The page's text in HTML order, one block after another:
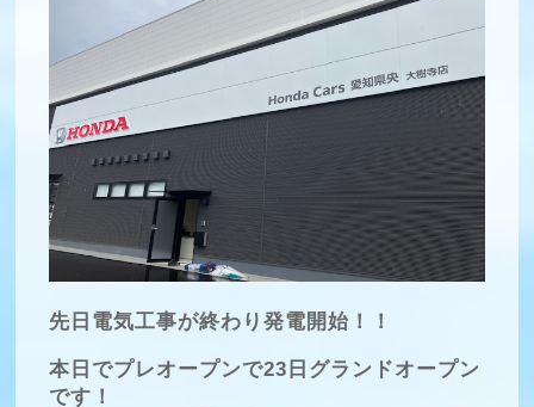
先日電気工事が終わり発電開始！！
本日でプレオープンで23日グランドオープン
です！